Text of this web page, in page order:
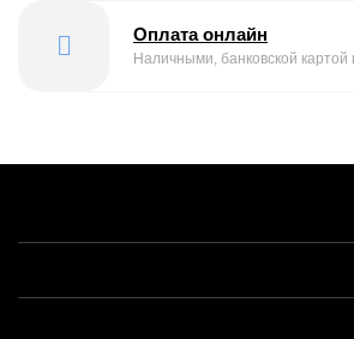
Оплата онлайн
Наличными, банковской картой